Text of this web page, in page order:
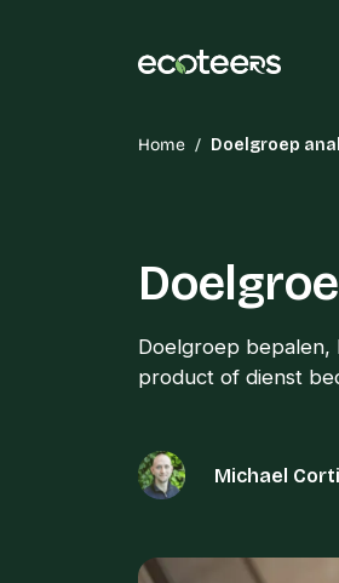
Home / Doelgroep
Doelgroep bepalen,
product of dienst
Michael